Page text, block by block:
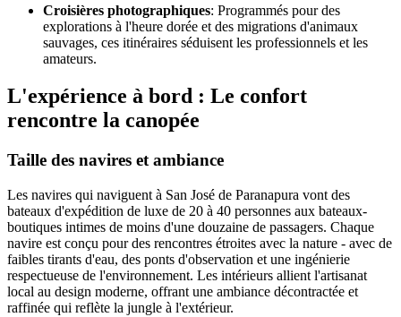
Croisières photographiques: Programmés pour des
explorations à l'heure dorée et des migrations d'animaux
sauvages, ces itinéraires séduisent les professionnels et les
amateurs.
L'expérience à bord : Le confort
rencontre la canopée
Taille des navires et ambiance
Les navires qui naviguent à San José de Paranapura vont des
bateaux d'expédition de luxe de 20 à 40 personnes aux bateaux-
boutiques intimes de moins d'une douzaine de passagers. Chaque
navire est conçu pour des rencontres étroites avec la nature - avec de
faibles tirants d'eau, des ponts d'observation et une ingénierie
respectueuse de l'environnement. Les intérieurs allient l'artisanat
local au design moderne, offrant une ambiance décontractée et
raffinée qui reflète la jungle à l'extérieur.